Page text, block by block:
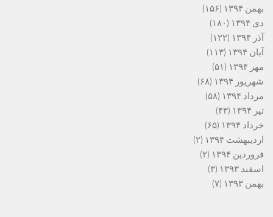
بهمن ۱۳۹۴
(۱۵۶)
دی ۱۳۹۴
(۱۸۰)
آذر ۱۳۹۴
(۱۲۲)
آبان ۱۳۹۴
(۱۱۳)
مهر ۱۳۹۴
(۵۱)
شهریور ۱۳۹۴
(۶۸)
مرداد ۱۳۹۴
(۵۸)
تیر ۱۳۹۴
(۴۳)
خرداد ۱۳۹۴
(۶۵)
اردیبهشت ۱۳۹۴
(۲)
فروردین ۱۳۹۴
(۲)
اسفند ۱۳۹۳
(۳)
بهمن ۱۳۹۳
(۷)